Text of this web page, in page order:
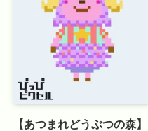
【あつまれどうぶつの森】